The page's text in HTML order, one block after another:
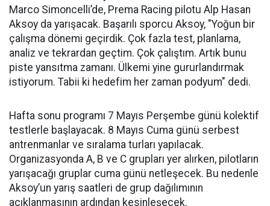
Marco Simoncelli’de, Prema Racing pilotu Alp Hasan
Aksoy da yarışacak. Başarılı sporcu Aksoy, "Yoğun bir
çalışma dönemi geçirdik. Çok fazla test, planlama,
analiz ve tekrardan geçtim. Çok çalıştım. Artık bunu
piste yansıtma zamanı. Ülkemi yine gururlandırmak
istiyorum. Tabii ki hedefim her zaman podyum" dedi.
Hafta sonu programı 7 Mayıs Perşembe günü kolektif
testlerle başlayacak. 8 Mayıs Cuma günü serbest
antrenmanlar ve sıralama turları yapılacak.
Organizasyonda A, B ve C grupları yer alırken, pilotların
yarışacağı gruplar cuma günü netleşecek. Bu nedenle
Aksoy’un yarış saatleri de grup dağılımının
açıklanmasının ardından kesinleşecek.